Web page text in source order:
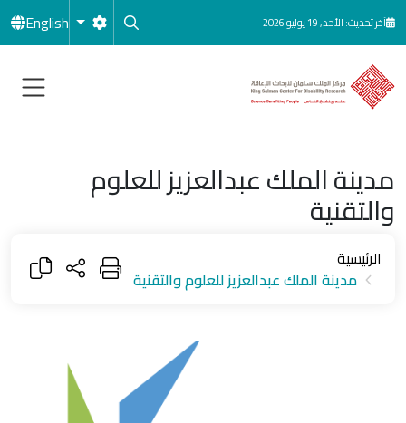
تجاوز إلى المحتوى الرئيسي
آخر تحديث: الأحد, 19 يوليو 2026 English
مدينة الملك عبدالعزيز للعلوم
والتقنية
الرئيسية
مدينة الملك عبدالعزيز للعلوم والتقنية